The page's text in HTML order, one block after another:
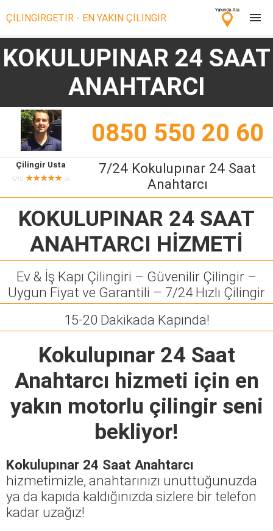
ÇİLİNGİRGETİR - EN YAKIN ÇİLİNGİR
Çilingir Ara
Çilingir misin? Bize Katıl!
KOKULUPINAR 24 SAAT
ANAHTARCI
0850 550 20 60
Çilingir Usta
9/10 ★★★★★ 56
7/24 Kokulupınar 24 Saat
Anahtarcı
KOKULUPINAR 24 SAAT
ANAHTARCI HİZMETİ
Ev & İş Kapı Çilingiri – Güvenilir Çilingir –
Uygun Fiyat ve Garantili – 7/24 Hızlı Çilingir
15-20 Dakikada Kapında!
Kokulupınar 24 Saat
Anahtarcı hizmeti için en
yakın motorlu çilingir seni
bekliyor!
Kokulupınar 24 Saat Anahtarcı
hizmetimizle, anahtarınızı unuttuğunuzda
ya da kapıda kaldığınızda sizlere bir telefon
kadar uzağız!